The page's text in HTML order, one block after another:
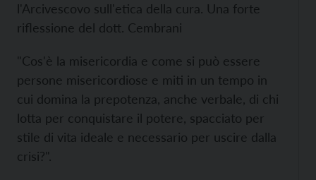
l'Arcivescovo sull'etica della cura. Una forte
riflessione del dott. Cembrani
"Cos'è la misericordia e come si può essere
persone misericordiose e miti in un tempo in
cui domina la prepotenza, anche verbale, di chi
lotta per conquistare il potere, spacciato per
stile di vita ideale e necessario per uscire dalla
crisi?".